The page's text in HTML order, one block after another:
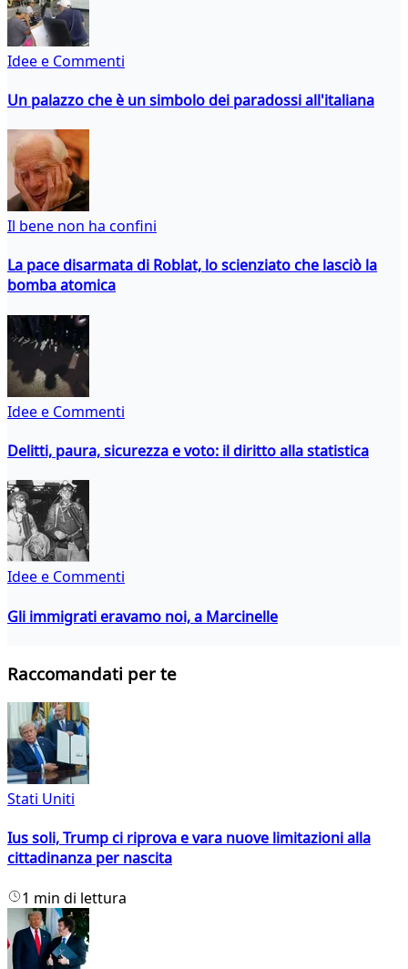
Idee e Commenti
Un palazzo che è un simbolo dei paradossi all'italiana
Il bene non ha confini
La pace disarmata di Roblat, lo scienziato che lasciò la
bomba atomica
Idee e Commenti
Delitti, paura, sicurezza e voto: il diritto alla statistica
Idee e Commenti
Gli immigrati eravamo noi, a Marcinelle
Raccomandati per te
Stati Uniti
Ius soli, Trump ci riprova e vara nuove limitazioni alla
cittadinanza per nascita
1 min di lettura